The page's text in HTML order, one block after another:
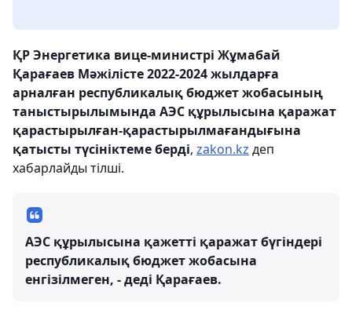
ҚР Энергетика вице-министрі Жұмабай
Қарағаев Мәжілісте 2022-2024 жылдарға
арналған республикалық бюджет жобасының
таныстырылымында АЭС құрылысына қаражат
қарастырылған-қарастырылмағандығына
қатысты түсініктеме берді, zakon.kz деп
хабарлайды тілші.
АЭС құрылысына қажетті қаражат бүгіндері
республикалық бюджет жобасына
енгізілмеген, - деді Қарағаев.